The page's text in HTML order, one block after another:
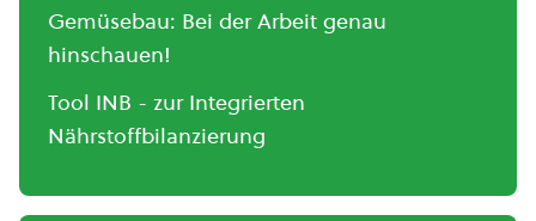
Gemüsebau: Bei der Arbeit genau
hinschauen!
Tool INB - zur Integrierten
Nährstoffbilanzierung